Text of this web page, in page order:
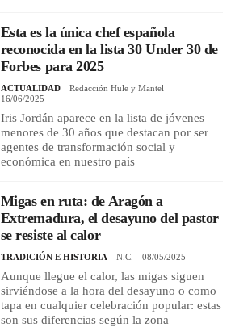
Esta es la única chef española
reconocida en la lista 30 Under 30 de
Forbes para 2025
ACTUALIDAD
Redacción Hule y Mantel
16/06/2025
Iris Jordán aparece en la lista de jóvenes
menores de 30 años que destacan por ser
agentes de transformación social y
económica en nuestro país
Migas en ruta: de Aragón a
Extremadura, el desayuno del pastor
se resiste al calor
TRADICIÓN E HISTORIA N.C. 08/05/2025
Aunque llegue el calor, las migas siguen
sirviéndose a la hora del desayuno o como
tapa en cualquier celebración popular: estas
son sus diferencias según la zona